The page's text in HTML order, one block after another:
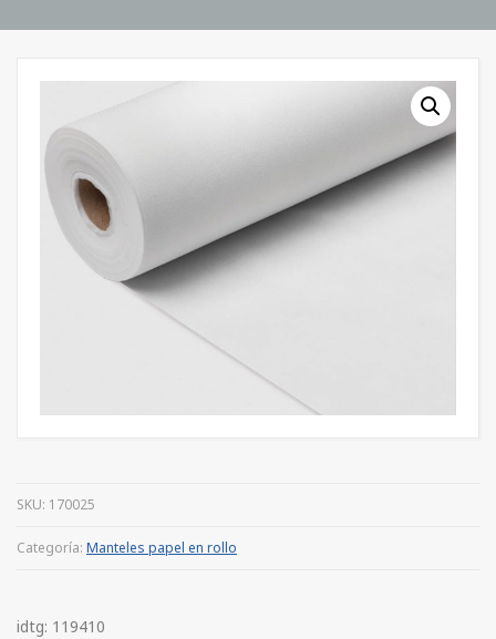
SKU: 170025
Categoría: Manteles papel en rollo
idtg: 119410